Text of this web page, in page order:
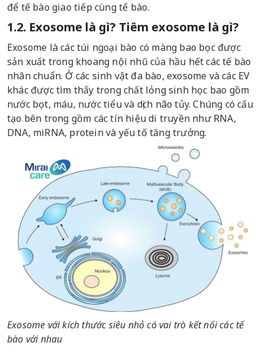
để tế bào giao tiếp cùng tế bào.
1.2. Exosome là gì? Tiêm exosome là gì?
Exosome là các túi ngoại bào có màng bao bọc được
sản xuất trong khoang nội nhũ của hầu hết các tế bào
nhân chuẩn. Ở các sinh vật đa bào, exosome và các EV
khác được tìm thấy trong chất lỏng sinh học bao gồm
nước bọt, máu, nước tiểu và dịch não tủy. Chúng có cấu
tạo bên trong gồm các tín hiệu di truyền như RNA,
DNA, miRNA, protein và yếu tố tăng trưởng.
Exosome với kích thước siêu nhỏ có vai trò kết nối các tế
bào với nhau